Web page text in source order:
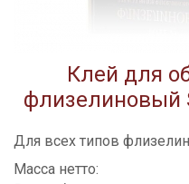
Клей для
флизелиновый
Для всех типов
Масса нетто: